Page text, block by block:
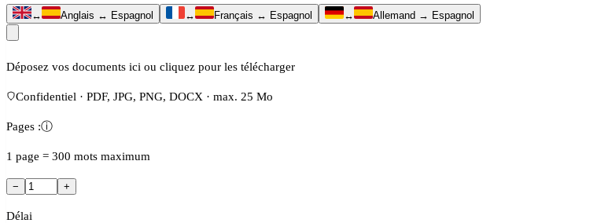
↔ Anglais ↔ Espagnol ↔ Français ↔ Espagnol ↔ Allemand → Espagnol
Déposez vos documents ici ou cliquez pour les télécharger
Confidentiel · PDF, JPG, PNG, DOCX · max. 25 Mo
Pages :ⓘ
1 page = 300 mots maximum
− +
Délai